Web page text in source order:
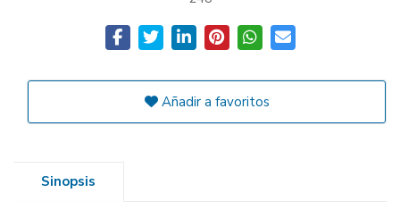
Añadir a favoritos
Sinopsis